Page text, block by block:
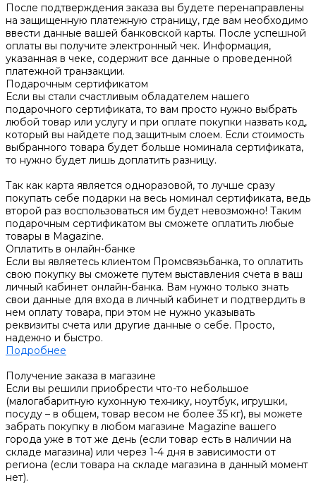
После подтверждения заказа вы будете перенаправлены
на защищенную платежную страницу, где вам необходимо
ввести данные вашей банковской карты. После успешной
оплаты вы получите электронный чек. Информация,
указанная в чеке, содержит все данные о проведенной
платежной транзакции.
Подарочным сертификатом
Если вы стали счастливым обладателем нашего
подарочного сертификата, то вам просто нужно выбрать
любой товар или услугу и при оплате покупки назвать код,
который вы найдете под защитным слоем. Если стоимость
выбранного товара будет больше номинала сертификата,
то нужно будет лишь доплатить разницу.
Так как карта является одноразовой, то лучше сразу
покупать себе подарки на весь номинал сертификата, ведь
второй раз воспользоваться им будет невозможно! Таким
подарочным сертификатом вы сможете оплатить любые
товары в Magazine.
Оплатить в онлайн-банке
Если вы являетесь клиентом Промсвязьбанка, то оплатить
свою покупку вы сможете путем выставления счета в ваш
личный кабинет онлайн-банка. Вам нужно только знать
свои данные для входа в личный кабинет и подтвердить в
нем оплату товара, при этом не нужно указывать
реквизиты счета или другие данные о себе. Просто,
надежно и быстро.
Подробнее
Получение заказа в магазине
Если вы решили приобрести что-то небольшое
(малогабаритную кухонную технику, ноутбук, игрушки,
посуду – в общем, товар весом не более 35 кг), вы можете
забрать покупку в любом магазине Magazine вашего
города уже в тот же день (если товар есть в наличии на
складе магазина) или через 1-4 дня в зависимости от
региона (если товара на складе магазина в данный момент
нет).